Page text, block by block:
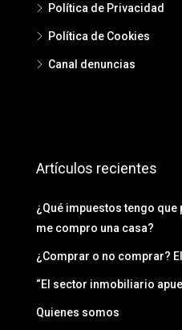
Política de Privacidad
Política de Cookies
Canal denuncias
Artículos recientes
¿Qué impuestos tengo
me compro una casa?
¿Comprar o no comprar?
“El sector inmobiliario
Quienes somos